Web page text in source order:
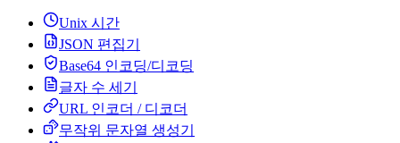
Unix 시간
JSON 편집기
Base64 인코딩/디코딩
글자 수 세기
URL 인코더 / 디코더
무작위 문자열 생성기